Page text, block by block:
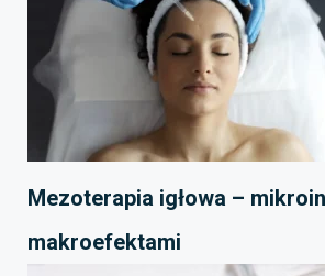
Mezoterapia igłowa –
makroefektami